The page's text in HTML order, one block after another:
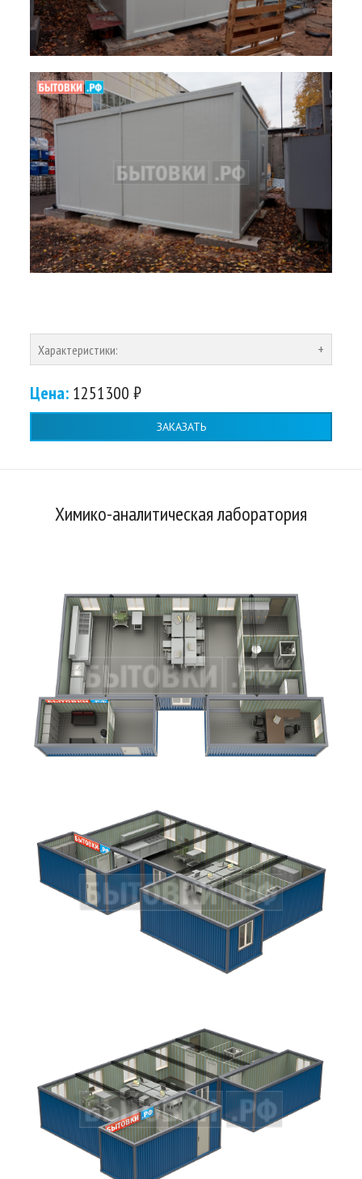
Характеристики:
Цена: 1251300 ₽
ЗАКАЗАТЬ
Химико-аналитическая лаборатория